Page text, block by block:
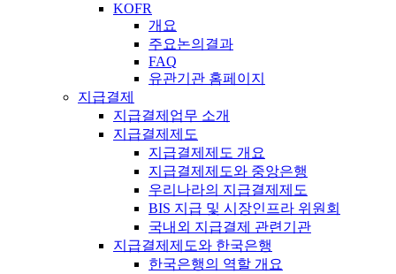
KOFR
개요
주요논의결과
FAQ
유관기관 홈페이지
지급결제
지급결제업무 소개
지급결제제도
지급결제제도 개요
지급결제제도와 중앙은행
우리나라의 지급결제제도
BIS 지급 및 시장인프라 위원회
국내외 지급결제 관련기관
지급결제제도와 한국은행
한국은행의 역할 개요